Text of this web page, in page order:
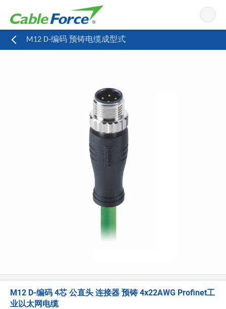
M12 D-编码 预铸电缆成型式
M12 D-编码 4芯 公直头 连接器 预铸 4x22AWG Profinet工
业以太网电缆